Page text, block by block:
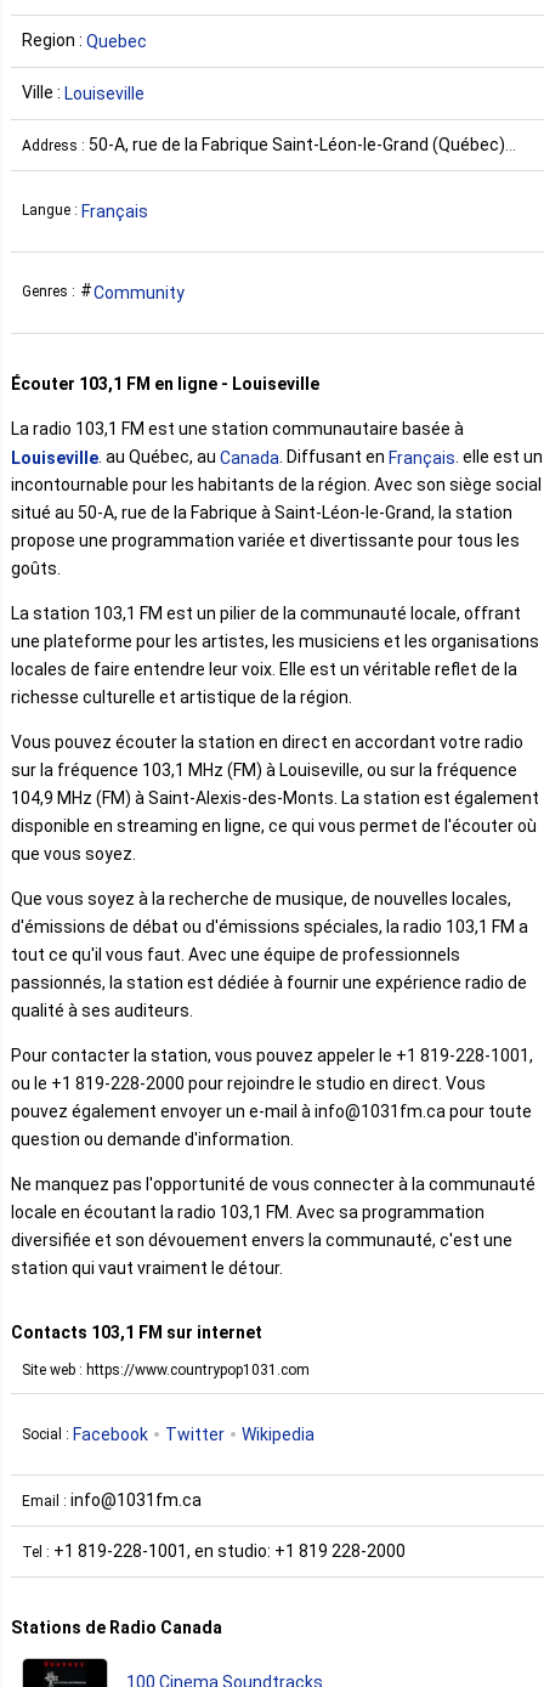
Region : Quebec
Ville : Louiseville
Address : 50-A, rue de la Fabrique Saint-Léon-le-Grand (Québec)
J0K 2W0 Canada
Langue : Français
Genres : Community
Écouter 103,1 FM en ligne - Louiseville
La radio 103,1 FM est une station communautaire basée à
Louiseville . au Québec, au Canada . Diffusant en Français . elle est un
incontournable pour les habitants de la région. Avec son siège social
situé au 50-A, rue de la Fabrique à Saint-Léon-le-Grand, la station
propose une programmation variée et divertissante pour tous les
goûts.
La station 103,1 FM est un pilier de la communauté locale, offrant
une plateforme pour les artistes, les musiciens et les organisations
locales de faire entendre leur voix. Elle est un véritable reflet de la
richesse culturelle et artistique de la région.
Vous pouvez écouter la station en direct en accordant votre radio
sur la fréquence 103,1 MHz (FM) à Louiseville, ou sur la fréquence
104,9 MHz (FM) à Saint-Alexis-des-Monts. La station est également
disponible en streaming en ligne, ce qui vous permet de l'écouter où
que vous soyez.
Que vous soyez à la recherche de musique, de nouvelles locales,
d'émissions de débat ou d'émissions spéciales, la radio 103,1 FM a
tout ce qu'il vous faut. Avec une équipe de professionnels
passionnés, la station est dédiée à fournir une expérience radio de
qualité à ses auditeurs.
Pour contacter la station, vous pouvez appeler le +1 819-228-1001,
ou le +1 819-228-2000 pour rejoindre le studio en direct. Vous
pouvez également envoyer un e-mail à info@1031fm.ca pour toute
question ou demande d'information.
Ne manquez pas l'opportunité de vous connecter à la communauté
locale en écoutant la radio 103,1 FM. Avec sa programmation
diversifiée et son dévouement envers la communauté, c'est une
station qui vaut vraiment le détour.
Contacts 103,1 FM sur internet
Site web : https://www.countrypop1031.com
Social : Facebook Twitter Wikipedia
Email : info@1031fm.ca
Tel : +1 819-228-1001, en studio: +1 819 228-2000
Stations de Radio Canada
100 Cinema Soundtracks